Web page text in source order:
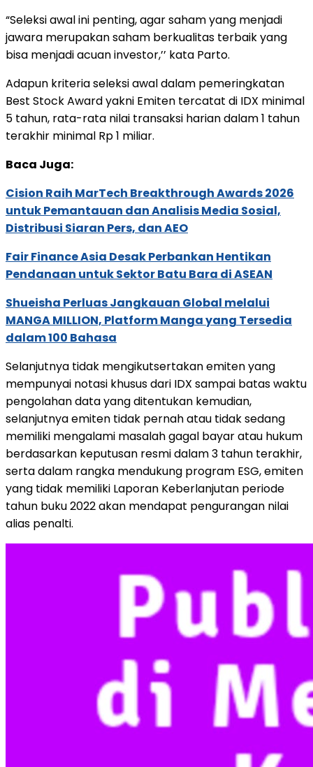
“Seleksi awal ini penting, agar saham yang menjadi
jawara merupakan saham berkualitas terbaik yang
bisa menjadi acuan investor,’’ kata Parto.
Adapun kriteria seleksi awal dalam pemeringkatan
Best Stock Award yakni Emiten tercatat di IDX minimal
5 tahun, rata-rata nilai transaksi harian dalam 1 tahun
terakhir minimal Rp 1 miliar.
Baca Juga:
Cision Raih MarTech Breakthrough Awards 2026
untuk Pemantauan dan Analisis Media Sosial,
Distribusi Siaran Pers, dan AEO
Fair Finance Asia Desak Perbankan Hentikan
Pendanaan untuk Sektor Batu Bara di ASEAN
Shueisha Perluas Jangkauan Global melalui
MANGA MILLION, Platform Manga yang Tersedia
dalam 100 Bahasa
Selanjutnya tidak mengikutsertakan emiten yang
mempunyai notasi khusus dari IDX sampai batas waktu
pengolahan data yang ditentukan kemudian,
selanjutnya emiten tidak pernah atau tidak sedang
memiliki mengalami masalah gagal bayar atau hukum
berdasarkan keputusan resmi dalam 3 tahun terakhir,
serta dalam rangka mendukung program ESG, emiten
yang tidak memiliki Laporan Keberlanjutan periode
tahun buku 2022 akan mendapat pengurangan nilai
alias penalti.